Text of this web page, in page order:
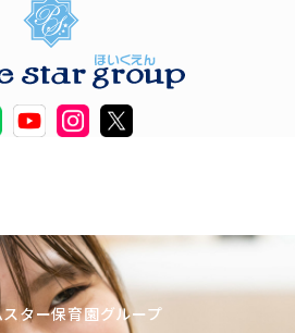
ター保育園グループ